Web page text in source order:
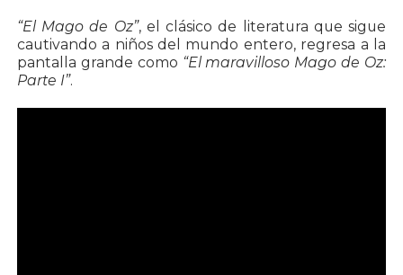
“El Mago de Oz”, el clásico de literatura que sigue
cautivando a niños del mundo entero, regresa a la
pantalla grande como “El maravilloso Mago de Oz:
Parte I”.